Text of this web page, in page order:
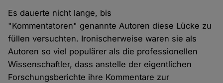
Es dauerte nicht lange, bis
"Kommentatoren" genannte Autoren diese Lücke zu
füllen versuchten. Ironischerweise waren sie als
Autoren so viel populärer als die professionellen
Wissenschaftler, dass anstelle der eigentlichen
Forschungsberichte ihre Kommentare zur